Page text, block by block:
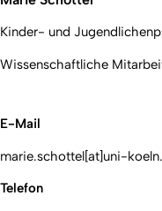
Kinder- und
Wissenschaftliche
E-Mail
marie.schottel[at]uni-
Telefon